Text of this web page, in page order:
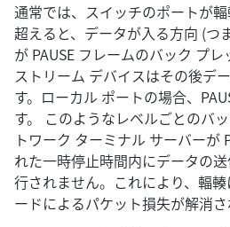
通常では、スイッチのポートが
超えると、データが入る方向 (つ
が PAUSE フレームのバック プ
ストリーム デバイスはその後デ
す。ローカル ポートの場合、
す。 このようなレベルごとのバ
トワーク ターミナル サーバーが
れた一時停止時間内にデータの
行されません。これにより、輻
ードによるパケット損失が解消さ